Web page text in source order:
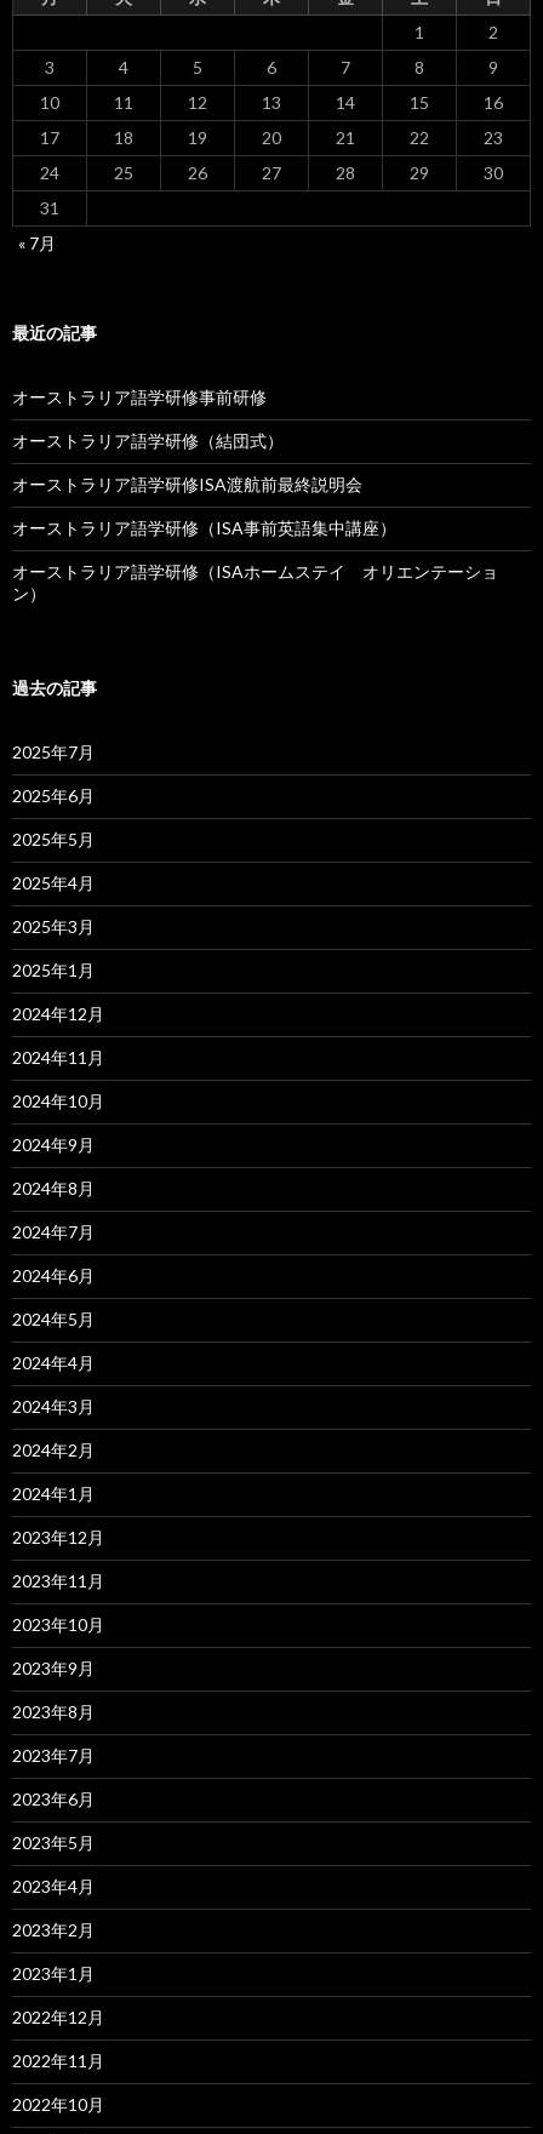
ョ
1
2
3
4 5 6 7 8
9
10
11 12 13 14 15
16
17
18 19 20 21 22
23
24
25 26 27 28 29
30
31
« 7月
最近の記事
オーストラリア語学研修事前研修
オーストラリア語学研修（結団式）
オーストラリア語学研修ISA渡航前最終説明会
オーストラリア語学研修（ISA事前英語集中講座）
オーストラリア語学研修（ISAホームステイ オリエンテーショ
ン）
過去の記事
2025年7月
2025年6月
2025年5月
2025年4月
2025年3月
2025年1月
2024年12月
2024年11月
2024年10月
2024年9月
2024年8月
2024年7月
2024年6月
2024年5月
2024年4月
2024年3月
2024年2月
2024年1月
2023年12月
2023年11月
2023年10月
2023年9月
2023年8月
2023年7月
2023年6月
2023年5月
2023年4月
2023年2月
2023年1月
2022年12月
2022年11月
2022年10月